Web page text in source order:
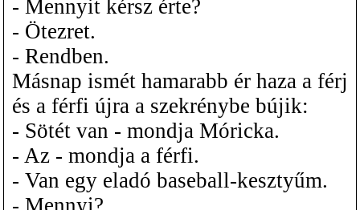
- Mennyit kérsz érte?
- Ötezret.
- Rendben.
Másnap ismét hamarabb ér haza a férj
és a férfi újra a szekrénybe bújik:
- Sötét van - mondja Móricka.
- Az - mondja a férfi.
- Van egy eladó baseball-kesztyűm.